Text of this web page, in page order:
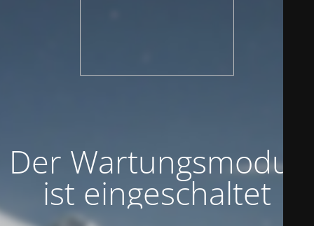
Der Wartungsmodus
ist eingeschaltet